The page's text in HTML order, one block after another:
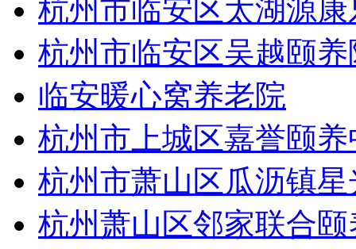
杭州市临安区太湖源
杭州市临安区吴越颐养
临安暖心窝养老院
杭州市上城区嘉誉颐养
杭州市萧山区瓜沥镇
杭州萧山区邻家联合颐